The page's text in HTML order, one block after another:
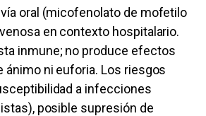
oral (micofenolato de mofetilo
en contexto hospitalario.
inmune; no produce efectos
ánimo ni euforia. Los riesgos
a infecciones
posible supresión de